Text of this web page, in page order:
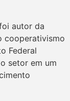
autor da
cooperativismo
Federal
setor em um